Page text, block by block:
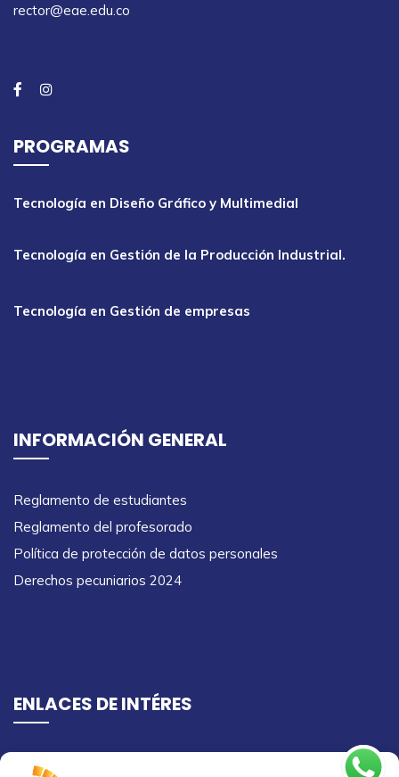
rector@eae.edu.co
PROGRAMAS
Tecnología en Diseño Gráfico y Multimedial
Tecnología en Gestión de la Producción Industrial.
Tecnología en Gestión de empresas
INFORMACIÓN GENERAL
Reglamento de estudiantes
Reglamento del profesorado
Política de protección de datos personales
Derechos pecuniarios 2024
ENLACES DE INTÉRES
Ingreso campus virtual